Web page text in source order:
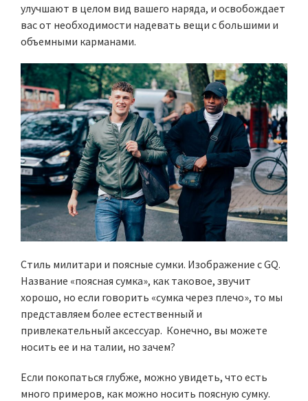
улучшают в целом вид вашего наряда, и освобождает
вас от необходимости надевать вещи с большими и
объемными карманами.
Стиль милитари и поясные сумки. Изображение с GQ.
Название «поясная сумка», как таковое, звучит
хорошо, но если говорить «сумка через плечо», то мы
представляем более естественный и
привлекательный аксессуар. Конечно, вы можете
носить ее и на талии, но зачем?
Если покопаться глубже, можно увидеть, что есть
много примеров, как можно носить поясную сумку.